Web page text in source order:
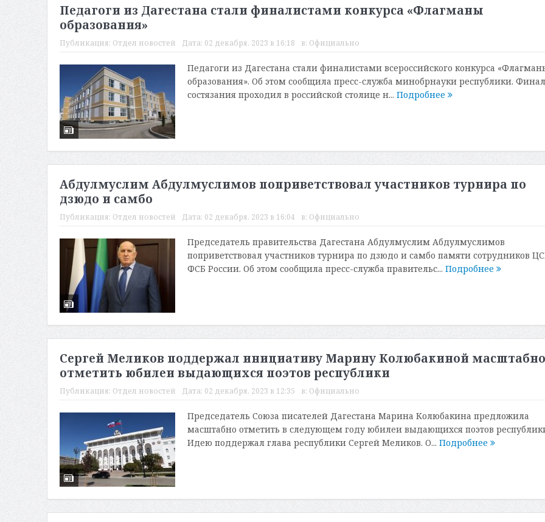
Педагоги из Дагестана стали финалистами конкурса «Флагманы
образования»
Публикация: Отдел новостей Дата: 02 декабря, 2023 в 16:18 в: Официально
Педагоги из Дагестана стали финалистами всероссийского конкурса
образования». Об этом сообщила пресс-служба минобрнауки республики. Финал
состязания проходил в российской столице н... Подробнее
Абдулмуслим Абдулмуслимов поприветствовал участников турнира по
дзюдо и самбо
Публикация: Отдел новостей Дата: 02 декабря, 2023 в 16:04 в: Официально
Председатель правительства Дагестана Абдулмуслим Абдулмуслимов
поприветствовал участников турнира по дзюдо и самбо памяти сотрудников
ФСБ России. Об этом сообщила пресс-служба правительс... Подробнее
Сергей Меликов поддержал инициативу Марину Колюбакиной масштабно
отметить юбилеи выдающихся поэтов республики
Публикация: Отдел новостей Дата: 02 декабря, 2023 в 12:35 в: Официально
Председатель Союза писателей Дагестана Марина Колюбакина предложила
масштабно отметить в следующем году юбилеи выдающихся поэтов
Идею поддержал глава республики Сергей Меликов. О... Подробнее